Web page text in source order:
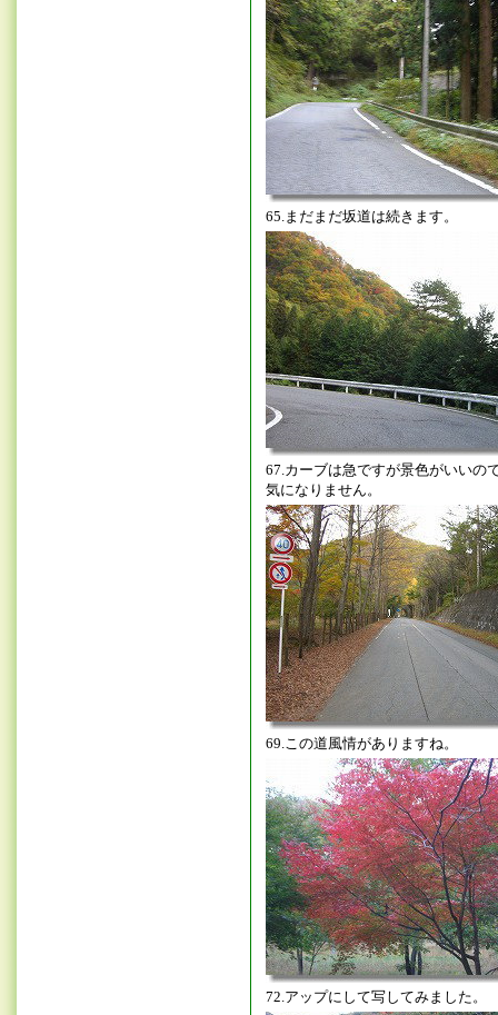
65.まだまだ坂道は続きます。
67.カーブは急ですが景色がいいの
気になりません。
69.この道風情がありますね。
72.アップにして写してみました。